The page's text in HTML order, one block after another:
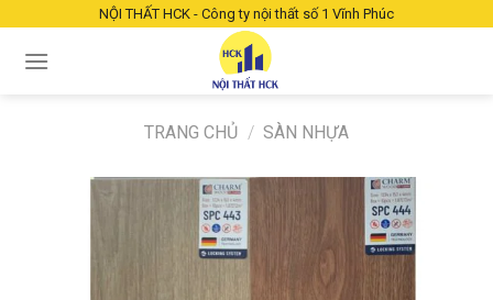
NỘI THẤT HCK - Công ty nội thất số 1 Vĩnh Phúc
TRANG CHỦ / SÀN NHỰA